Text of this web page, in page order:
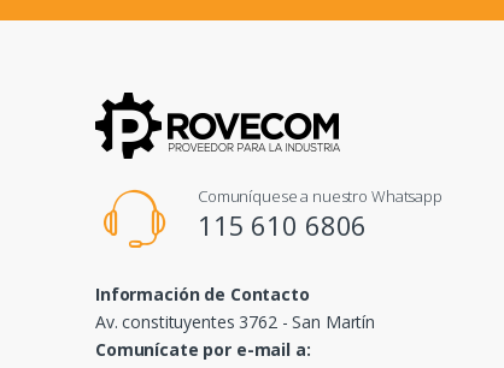
Comuníquese a nuestro Whatsapp
115 610 6806
Información de Contacto
Av. constituyentes 3762 - San Martín
Comunícate por e-mail a: